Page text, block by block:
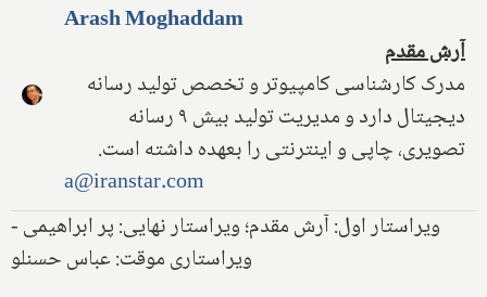
Arash Moghaddam
آرش مقدم
مدرک کارشناسی کامپیوتر و تخصص تولید رسانه
دیجیتال دارد و مدیریت تولید بیش ۹ رسانه
تصویری، چاپی و اینترنتی را بعهده داشته است.
a@iranstar.com
ویراستار اول: آرش مقدم؛ ویراستار نهایی: پر ابراهیمی -
ویراستاری موقت: عباس حسنلو